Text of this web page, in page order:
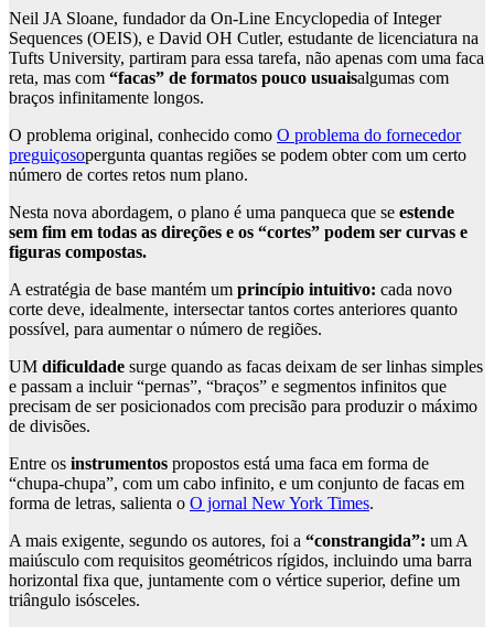
Neil JA Sloane, fundador da On-Line Encyclopedia of Integer
Sequences (OEIS), e David OH Cutler, estudante de licenciatura na
Tufts University, partiram para essa tarefa, não apenas com uma faca
reta, mas com “facas” de formatos pouco usuaisalgumas com
braços infinitamente longos.
O problema original, conhecido como O problema do fornecedor
preguiçosopergunta quantas regiões se podem obter com um certo
número de cortes retos num plano.
Nesta nova abordagem, o plano é uma panqueca que se estende
sem fim em todas as direções e os “cortes” podem ser curvas e
figuras compostas.
A estratégia de base mantém um princípio intuitivo: cada novo
corte deve, idealmente, intersectar tantos cortes anteriores quanto
possível, para aumentar o número de regiões.
UM dificuldade surge quando as facas deixam de ser linhas simples
e passam a incluir “pernas”, “braços” e segmentos infinitos que
precisam de ser posicionados com precisão para produzir o máximo
de divisões.
Entre os instrumentos propostos está uma faca em forma de
“chupa-chupa”, com um cabo infinito, e um conjunto de facas em
forma de letras, salienta o O jornal New York Times.
A mais exigente, segundo os autores, foi a “constrangida”: um A
maiúsculo com requisitos geométricos rígidos, incluindo uma barra
horizontal fixa que, juntamente com o vértice superior, define um
triângulo isósceles.